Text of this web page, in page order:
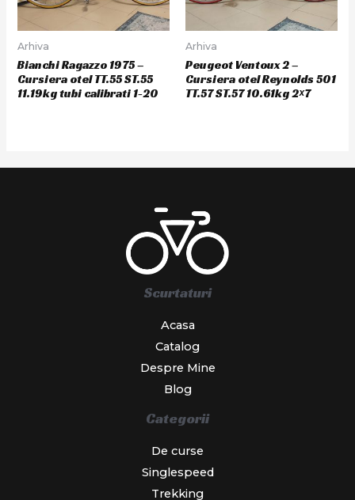
Arhiva
Bianchi Ragazzo 1975 –
Cursiera otel TT.55 ST.55
11.19kg tubi calibrati 1-20
Arhiva
Peugeot Ventoux 2 –
Cursiera otel Reynolds 501
TT.57 ST.57 10.61kg 2×7
Scurtaturi
Acasa
Catalog
Despre Mine
Blog
Categorii
De curse
Singlespeed
Trekking